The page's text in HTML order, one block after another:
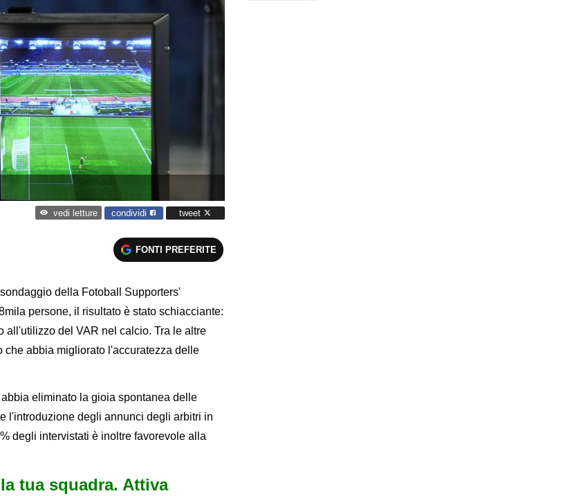
vedi letture condividi tweet
FONTI PREFERITE
della Fotoball Supporters'
persone, il risultato è stato schiacciante:
all'utilizzo del VAR nel calcio. Tra le altre
che abbia migliorato l'accuratezza delle
eliminato la gioia spontanea delle
l'introduzione degli annunci degli arbitri in
degli intervistati è inoltre favorevole alla
tua squadra. Attiva